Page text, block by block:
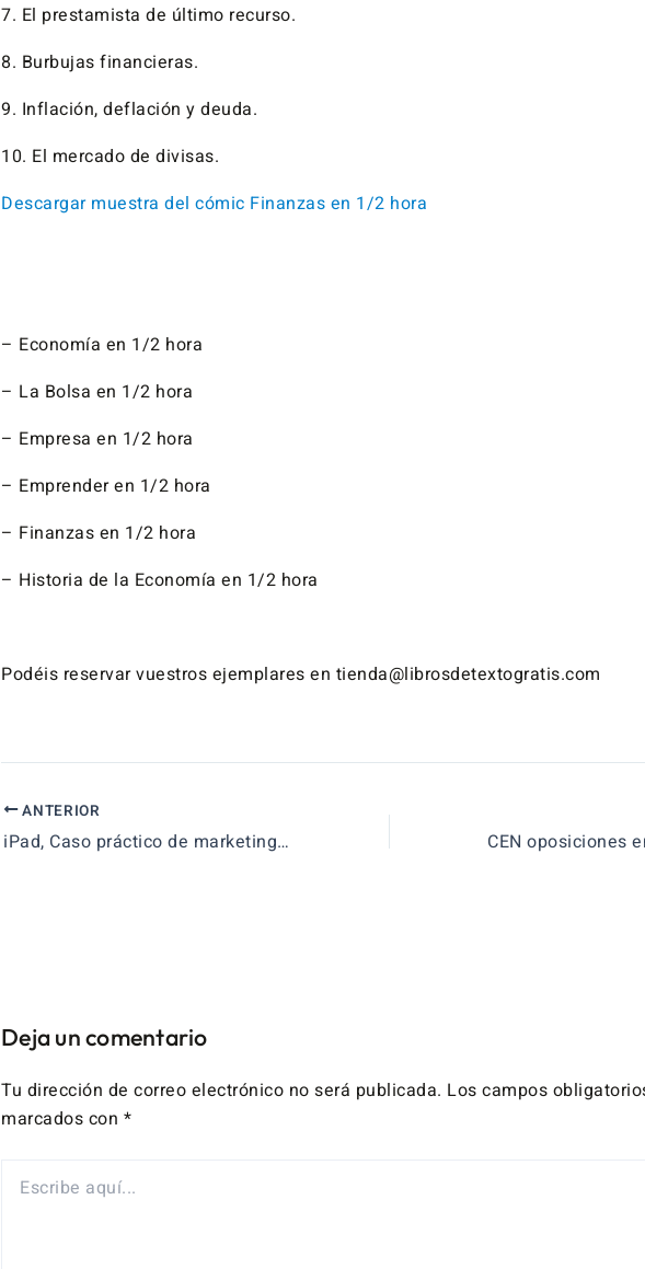
7. El prestamista de último recurso.
8. Burbujas financieras.
9. Inflación, deflación y deuda.
10. El mercado de divisas.
Descargar muestra del cómic Finanzas en 1/2 hora
– Economía en 1/2 hora
– La Bolsa en 1/2 hora
– Empresa en 1/2 hora
– Emprender en 1/2 hora
– Finanzas en 1/2 hora
– Historia de la Economía en 1/2 hora
Podéis reservar vuestros ejemplares en tienda@librosdetextogratis.com
ANTERIOR
iPad, Caso práctico de marketing mix
Deja un comentario
Tu dirección de correo electrónico no será publicada. Los campos
marcados con *
AQUÍ...